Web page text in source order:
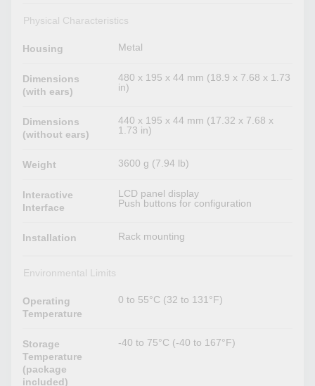
Physical Characteristics
Housing Metal
Dimensions
(with ears)
480 x 195 x 44 mm (18.9 x 7.68 x 1.73
in)
Dimensions
(without ears)
440 x 195 x 44 mm (17.32 x 7.68 x
1.73 in)
Weight 3600 g (7.94 lb)
Interactive
Interface
LCD panel display
Push buttons for configuration
Installation Rack mounting
Environmental Limits
Operating
Temperature
0 to 55°C (32 to 131°F)
Storage
Temperature
(package
included)
-40 to 75°C (-40 to 167°F)